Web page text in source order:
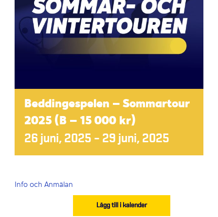
Beddingespelen – Sommartour
2025 (B – 15 000 kr)
26 juni, 2025 – 29 juni, 2025
Info och Anmälan
Lägg till i kalender